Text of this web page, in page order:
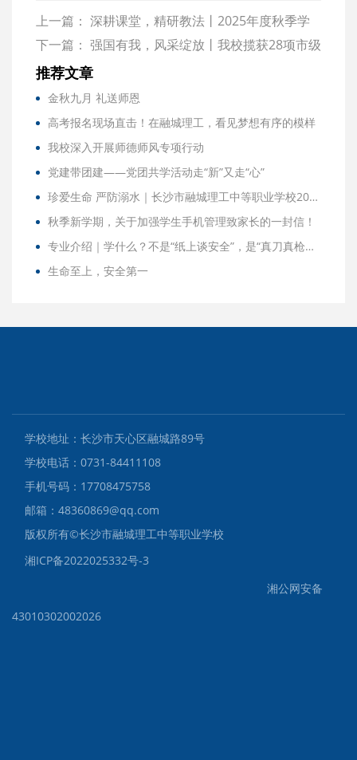
上一篇： 深耕课堂，精研教法丨2025年度秋季学
期教师公开课讲评活动圆满结束
下一篇： 强国有我，风采绽放丨我校揽获28项市级
大奖！
推荐文章
金秋九月 礼送师恩
高考报名现场直击！在融城理工，看见梦想有序的模样
我校深入开展师德师风专项行动
党建带团建——党团共学活动走“新”又走“心”
珍爱生命 严防溺水｜长沙市融城理工中等职业学校2026年暑期防溺水安全警示
秋季新学期，关于加强学生手机管理致家长的一封信！
专业介绍｜学什么？不是“纸上谈安全”，是“真刀真枪练本领”
生命至上，安全第一
学校地址：长沙市天心区融城路89号
学校电话：0731-84411108
手机号码：17708475758
邮箱：48360869@qq.com
版权所有©️长沙市融城理工中等职业学校
湘ICP备2022025332号-3
湘公网安备
43010302002026